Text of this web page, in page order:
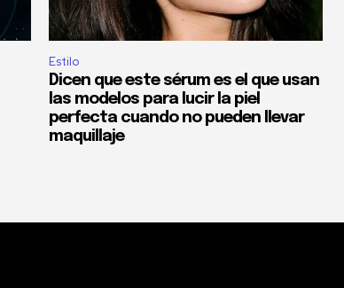
Estilo
Dicen que este sérum es el que usan
las modelos para lucir la piel
perfecta cuando no pueden llevar
maquillaje